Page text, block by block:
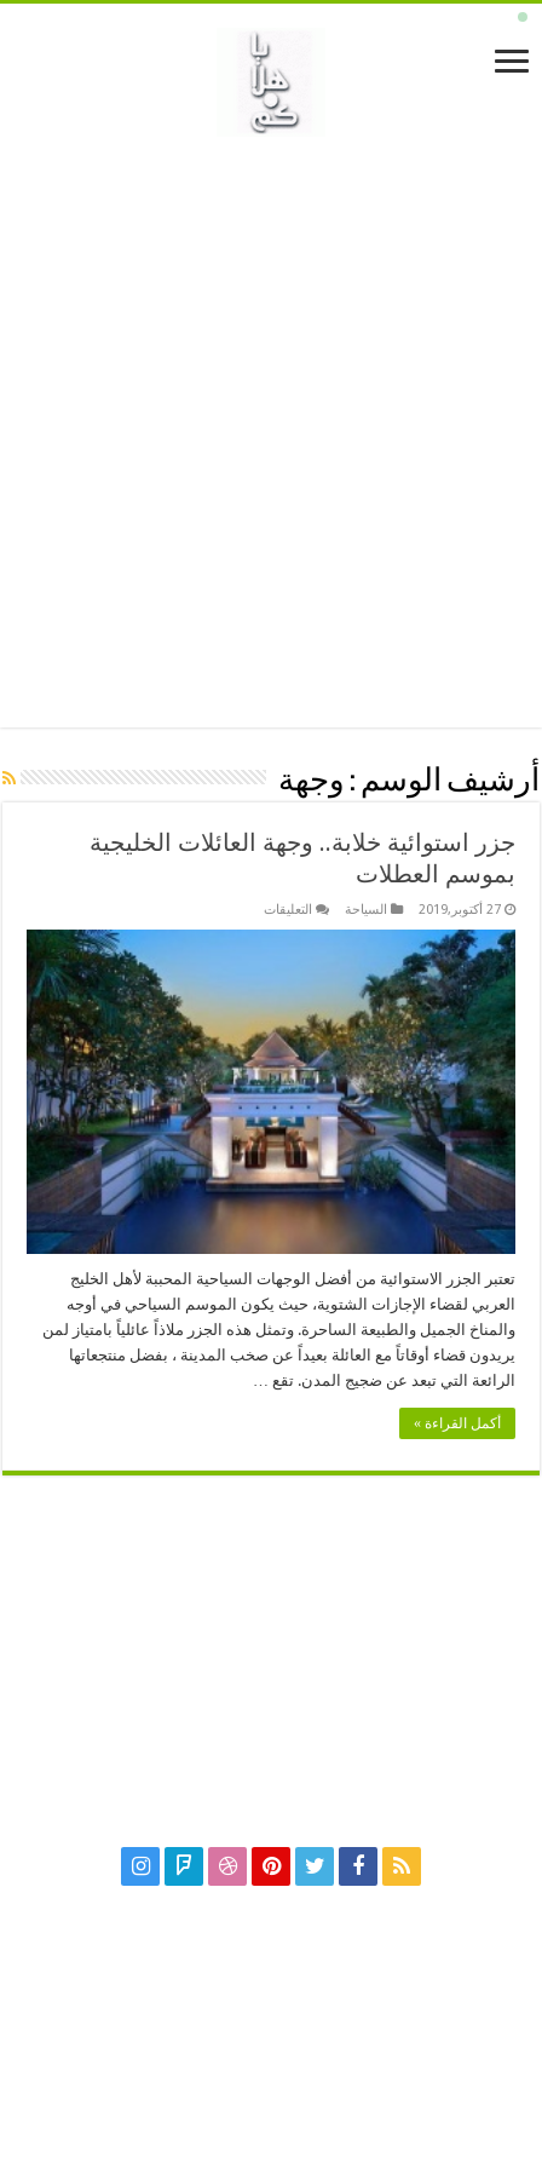
أرشيف الوسم : وجهة
جزر استوائية خلابة.. وجهة العائلات الخليجية
بموسم العطلات
27 أكتوبر,2019 السياحة التعليقاتعلى
الخليجية
بموسم
العطلات
مغلقة
تعتبر الجزر الاستوائية من أفضل الوجهات السياحية المحببة لأهل الخليج
العربي لقضاء الإجازات الشتوية، حيث يكون الموسم السياحي في أوجه
والمناخ الجميل والطبيعة الساحرة. وتمثل هذه الجزر ملاذاً عائلياً بامتياز لمن
يريدون قضاء أوقاتاً مع العائلة بعيداً عن صخب المدينة ، بفضل منتجعاتها
الرائعة التي تبعد عن ضجيج المدن. تقع …
أكمل القراءة »